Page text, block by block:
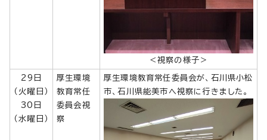
＜視察の様子＞
29日
（火曜日）
30日
（水曜日）
厚生環境
教育常任
委員会視
察
厚生環境教育常任委員会が、石川県小松
市、石川県能美市へ視察に行きました。